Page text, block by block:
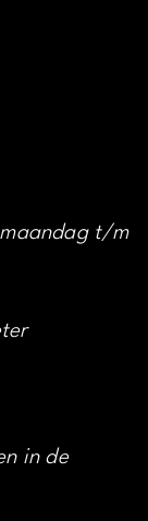
t/m
in de